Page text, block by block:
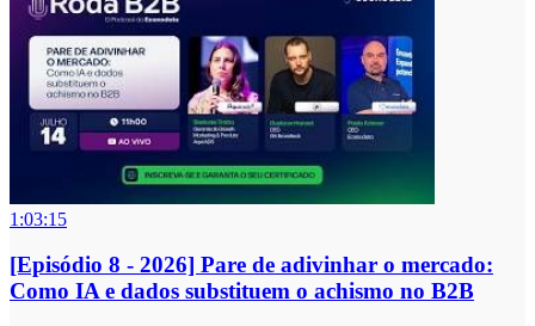
1:03:15
[Episódio 8 - 2026] Pare de adivinhar o mercado:
Como IA e dados substituem o achismo no B2B